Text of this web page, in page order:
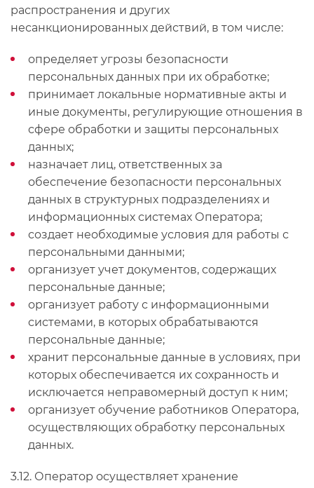
распространения и других
несанкционированных действий, в том числе:
определяет угрозы безопасности
персональных данных при их обработке;
принимает локальные нормативные акты и
иные документы, регулирующие отношения в
сфере обработки и защиты персональных
данных;
назначает лиц, ответственных за
обеспечение безопасности персональных
данных в структурных подразделениях и
информационных системах Оператора;
создает необходимые условия для работы с
персональными данными;
организует учет документов, содержащих
персональные данные;
организует работу с информационными
системами, в которых обрабатываются
персональные данные;
хранит персональные данные в условиях, при
которых обеспечивается их сохранность и
исключается неправомерный доступ к ним;
организует обучение работников Оператора,
осуществляющих обработку персональных
данных.
3.12. Оператор осуществляет хранение